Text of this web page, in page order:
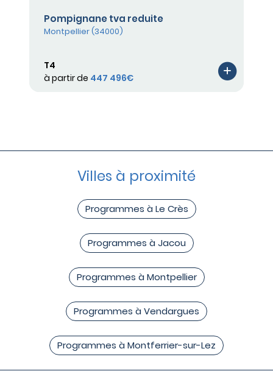
Pompignane tva reduite
Montpellier (34000)
T4
à partir de 447 496€
Villes à proximité
Programmes à Le Crès
Programmes à Jacou
Programmes à Montpellier
Programmes à Vendargues
Programmes à Montferrier-sur-Lez